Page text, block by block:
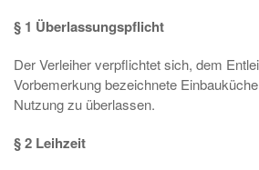
§ 1 Überlassungspflicht
Der Verleiher verpflichtet sich, dem
Vorbemerkung bezeichnete
Nutzung zu überlassen.
§ 2 Leihzeit